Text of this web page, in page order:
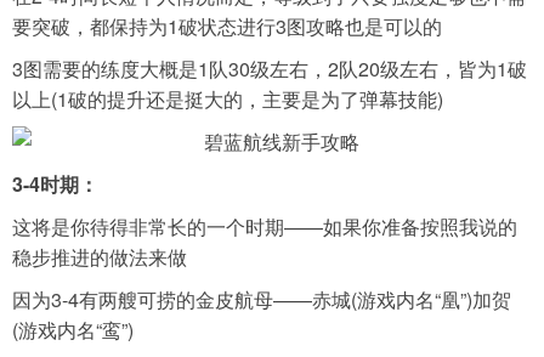
要突破，都保持为1破状态进行3图攻略也是可以的
3图需要的练度大概是1队30级左右，2队20级左右，皆为1破
以上(1破的提升还是挺大的，主要是为了弹幕技能)
3-4时期：
这将是你待得非常长的一个时期——如果你准备按照我说的
稳步推进的做法来做
因为3-4有两艘可捞的金皮航母——赤城(游戏内名“凰”)加贺
(游戏内名“鸾”)